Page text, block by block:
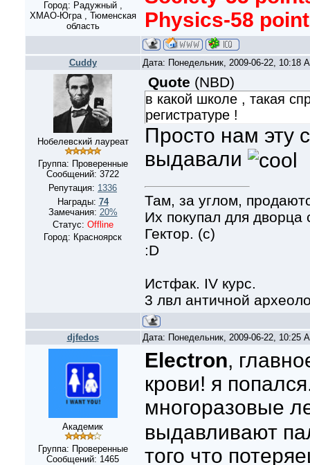
Город: Радужный ,
ХМАО-Югра , Тюменская
область
Physics-58
Cuddy Дата: Понедельник, 2009-06-22, 10:18
Нобелевский лауреат
Группа: Проверенные
Сообщений: 3722
Репутация: 1336
Награды: 74
Замечания: 20%
Статус: Offline
Город: Красноярск
Quote (NBD)
в какой школе , такая
регистратуре !
Просто нам эту
выдавали
Там, за углом,
Их покупал для
Гектор. (с)
:D
Истфак. IV курс.
3 лвл античной
djfedos Дата: Понедельник, 2009-06-22, 10:25
Академик
Группа: Проверенные
Сообщений: 1465
Electron,
крови! я
многоразовые
выдавливают
того что